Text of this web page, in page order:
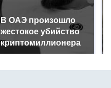
В ОАЭ произошло
жестокое убийство
криптомиллионера